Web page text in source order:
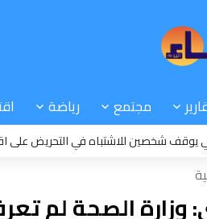
مجتمع رياضة
شخصين للاشتباه في التحريض على اقتحام